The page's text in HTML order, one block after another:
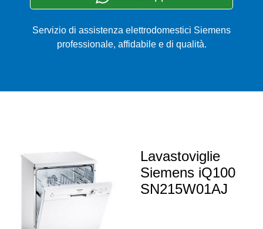
Servizio di assistenza elettrodomestici Siemens
professionale, affidabile e di qualità.
Lavastoviglie
Siemens iQ100
SN215W01AJ